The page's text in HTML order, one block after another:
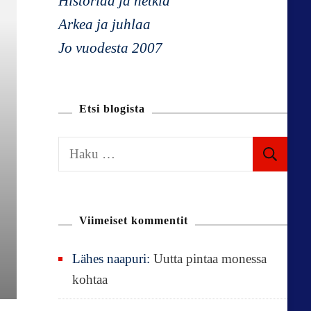
Arkea ja juhlaa
Jo vuodesta 2007
Etsi blogista
a
Viimeiset kommentit
Lähes naapuri:Uutta pintaa monessa
kohtaa